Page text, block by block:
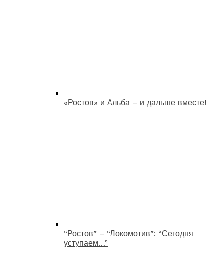
«Ростов» и Альба – и дальше вместе!
“Ростов” – “Локомотив”: “Сегодня
уступаем…”